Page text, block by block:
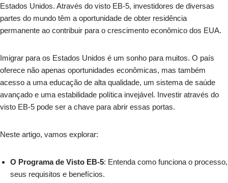
Estados Unidos. Através do visto EB-5, investidores de diversas
partes do mundo têm a oportunidade de obter residência
permanente ao contribuir para o crescimento econômico dos EUA.
Imigrar para os Estados Unidos é um sonho para muitos. O país
oferece não apenas oportunidades econômicas, mas também
acesso a uma educação de alta qualidade, um sistema de saúde
avançado e uma estabilidade política invejável. Investir através do
visto EB-5 pode ser a chave para abrir essas portas.
Neste artigo, vamos explorar:
O Programa de Visto EB-5: Entenda como funciona o processo,
seus requisitos e benefícios.